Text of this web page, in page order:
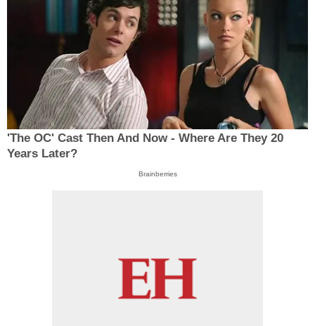
'The OC' Cast Then And Now - Where Are They 20
Years Later?
Brainberries